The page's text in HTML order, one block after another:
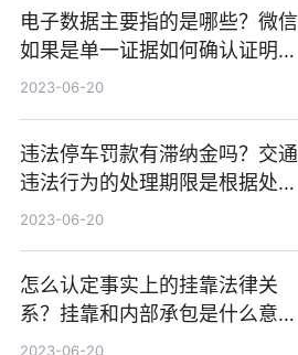
电子数据主要指的是哪些？微信
如果是单一证据如何确认证明劳
动关系的效力呢？ 环球新消息
2023-06-20
违法停车罚款有滞纳金吗？交通
违法行为的处理期限是根据处罚
单的情况来定的吗？-环球今头条
2023-06-20
怎么认定事实上的挂靠法律关
系？挂靠和内部承包是什么意
思？_环球百事通
2023-06-20